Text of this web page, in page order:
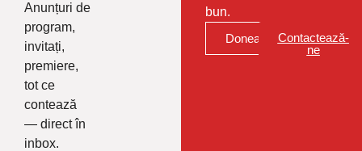
Anunțuri de
program,
invitați,
premiere,
tot ce
contează
— direct în
inbox.
bun.
Donează
Contactează-
ne